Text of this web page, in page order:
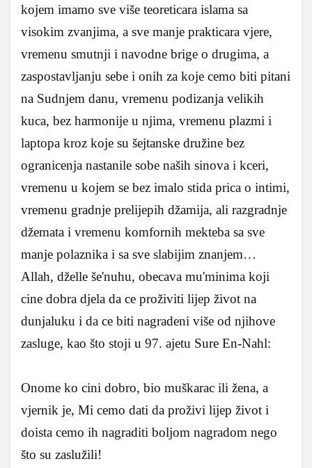
kojem imamo sve više teoreticara islama sa
visokim zvanjima, a sve manje prakticara vjere,
vremenu smutnji i navodne brige o drugima, a
zaspostavljanju sebe i onih za koje cemo biti pitani
na Sudnjem danu, vremenu podizanja velikih
kuca, bez harmonije u njima, vremenu plazmi i
laptopa kroz koje su šejtanske družine bez
ogranicenja nastanile sobe naših sinova i kceri,
vremenu u kojem se bez imalo stida prica o intimi,
vremenu gradnje prelijepih džamija, ali razgradnje
džemata i vremenu komfornih mekteba sa sve
manje polaznika i sa sve slabijim znanjem…
Allah, dželle še'nuhu, obecava mu'minima koji
cine dobra djela da ce proživiti lijep život na
dunjaluku i da ce biti nagradeni više od njihove
zasluge, kao što stoji u 97. ajetu Sure En-Nahl:
Onome ko cini dobro, bio muškarac ili žena, a
vjernik je, Mi cemo dati da proživi lijep život i
doista cemo ih nagraditi boljom nagradom nego
što su zaslužili!